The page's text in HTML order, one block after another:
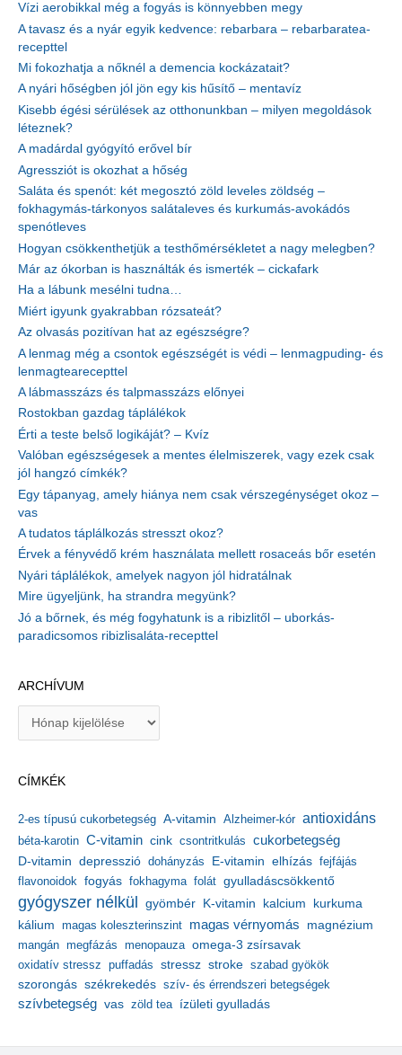
Vízi aerobikkal még a fogyás is könnyebben megy
A tavasz és a nyár egyik kedvence: rebarbara – rebarbaratea-
recepttel
Mi fokozhatja a nőknél a demencia kockázatait?
A nyári hőségben jól jön egy kis hűsítő – mentavíz
Kisebb égési sérülések az otthonunkban – milyen megoldások
léteznek?
A madárdal gyógyító erővel bír
Agressziót is okozhat a hőség
Saláta és spenót: két megosztó zöld leveles zöldség –
fokhagymás-tárkonyos salátaleves és kurkumás-avokádós
spenótleves
Hogyan csökkenthetjük a testhőmérsékletet a nagy melegben?
Már az ókorban is használták és ismerték – cickafark
Ha a lábunk mesélni tudna…
Miért igyunk gyakrabban rózsateát?
Az olvasás pozitívan hat az egészségre?
A lenmag még a csontok egészségét is védi – lenmagpuding- és
lenmagtearecepttel
A lábmasszázs és talpmasszázs előnyei
Rostokban gazdag táplálékok
Érti a teste belső logikáját? – Kvíz
Valóban egészségesek a mentes élelmiszerek, vagy ezek csak
jól hangzó címkék?
Egy tápanyag, amely hiánya nem csak vérszegénységet okoz –
vas
A tudatos táplálkozás stresszt okoz?
Érvek a fényvédő krém használata mellett rosaceás bőr esetén
Nyári táplálékok, amelyek nagyon jól hidratálnak
Mire ügyeljünk, ha strandra megyünk?
Jó a bőrnek, és még fogyhatunk is a ribizlitől – uborkás-
paradicsomos ribizlisaláta-recepttel
ARCHÍVUM
í
u
m
CÍMKÉK
2-es típusú cukorbetegség A-vitamin Alzheimer-kór antioxidáns
béta-karotin C-vitamin cink csontritkulás cukorbetegség
D-vitamin depresszió dohányzás E-vitamin elhízás fejfájás
flavonoidok fogyás fokhagyma folát gyulladáscsökkentő
gyógyszer nélkül gyömbér K-vitamin kalcium kurkuma
kálium magas koleszterinszint magas vérnyomás magnézium
mangán megfázás menopauza omega-3 zsírsavak
oxidatív stressz puffadás stressz stroke szabad gyökök
szorongás székrekedés szív- és érrendszeri betegségek
szívbetegség vas zöld tea ízületi gyulladás